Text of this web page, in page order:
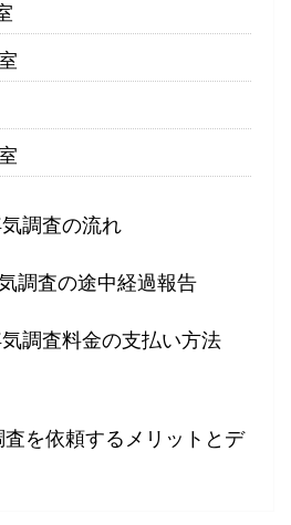
調査の流れ
調査の途中経過報告
調査料金の支払い方法
を依頼するメリットとデ